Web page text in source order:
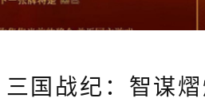
三国战纪：智谋